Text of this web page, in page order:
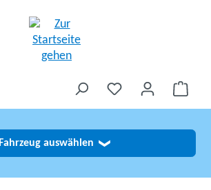
Fahrzeug auswählen ❯